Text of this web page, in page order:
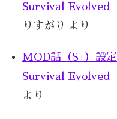
Survival Evolved
りすがり
より
MOD話（S+）設
Survival Evolved
より